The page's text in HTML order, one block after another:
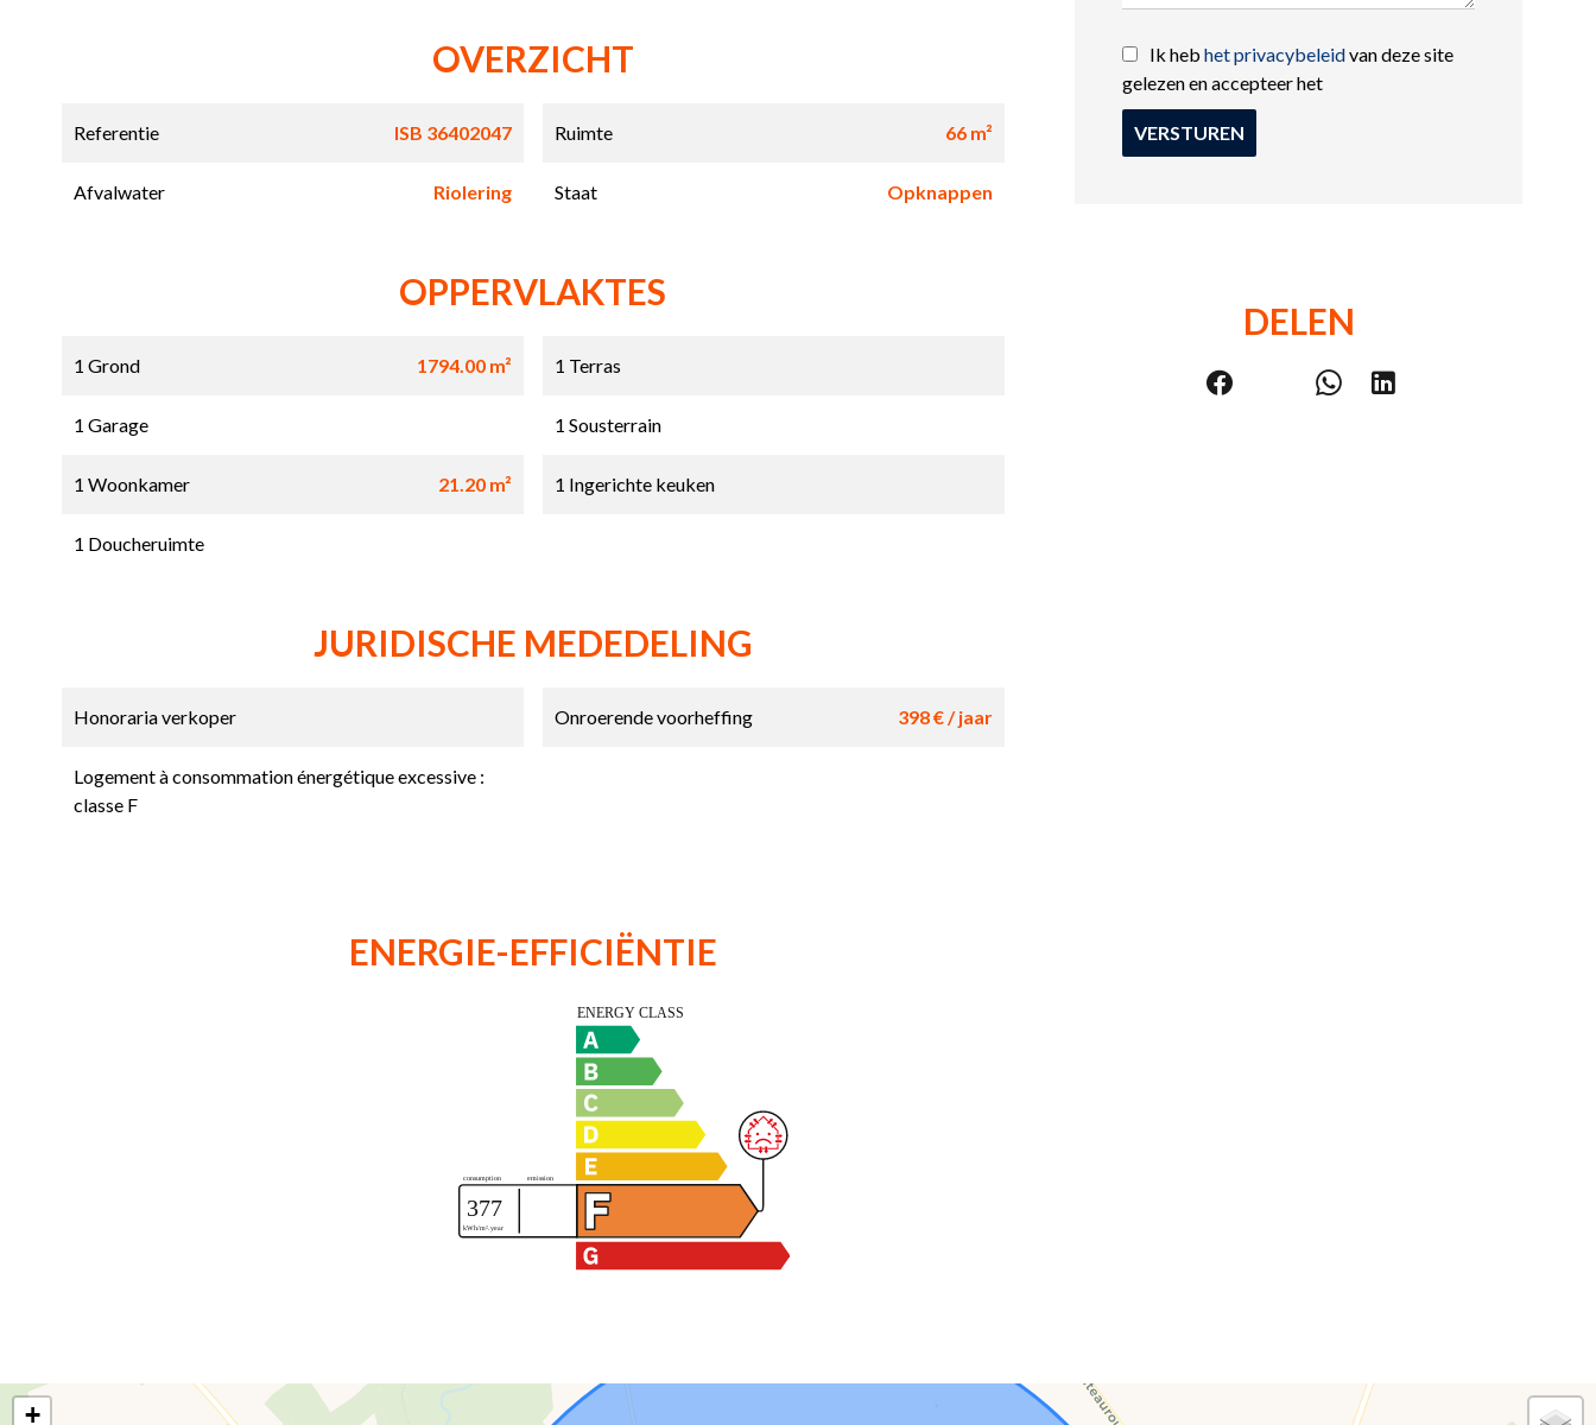
OVERZICHT
Referentie ISB 36402047 Ruimte 66 m²
Afvalwater Riolering Staat Opknappen
OPPERVLAKTES
1 Grond 1794.00 m² 1 Terras
1 Garage 1 Sousterrain
1 Woonkamer 21.20 m² 1 Ingerichte keuken
1 Doucheruimte
JURIDISCHE MEDEDELING
Honoraria verkoper Onroerende voorheffing 398 € / jaar
Logement à consommation énergétique excessive :
classe F
ENERGIE-EFFICIËNTIE
Ik hebhet privacybeleidvan deze site
gelezen en accepteer het
VERSTUREN
DELEN
+